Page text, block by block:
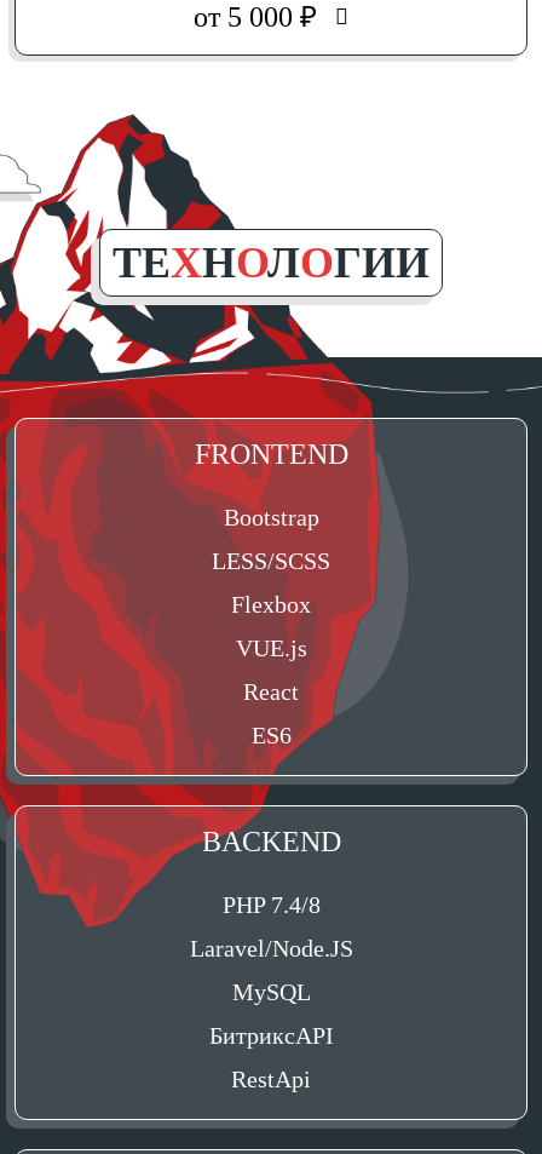
от 5 000 ₽
ТЕХНОЛОГИИ
FRONTEND
Bootstrap
LESS/SCSS
Flexbox
VUE.js
React
ES6
BACKEND
PHP 7.4/8
Laravel/Node.JS
MySQL
БитриксAPI
RestApi